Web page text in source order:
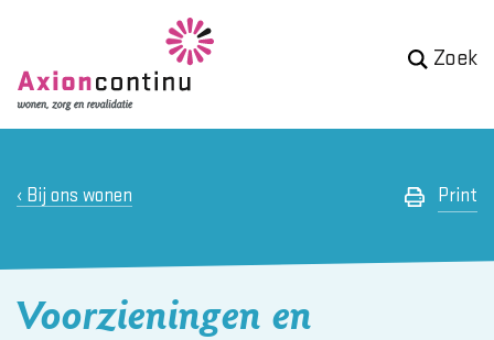
Zoek
Bij ons wonen Print
Voorzieningen en